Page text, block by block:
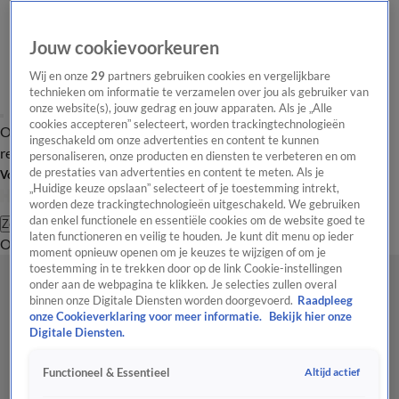
Overzicht Laatste nieuws Regionieuws Het beste van Hart
Tip de
redactie
Volg Hart van Nederland
Zoeken
OverzichtRegioUitzendingenWeerTip de redactiePanelVideo's
Jouw cookievoorkeuren
Wij en onze29 partners gebruiken cookies en vergelijkbare
technieken om informatie te verzamelen over jou als gebruiker van
onze website(s), jouw gedrag en jouw apparaten. Als je „Alle
cookies accepteren” selecteert, worden trackingtechnologieën
ingeschakeld om onze advertenties en content te kunnen
personaliseren, onze producten en diensten te verbeteren en om
de prestaties van advertenties en content te meten. Als je
„Huidige keuze opslaan” selecteert of je toestemming intrekt,
worden deze trackingtechnologieën uitgeschakeld. We gebruiken
dan enkel functionele en essentiële cookies om de website goed te
laten functioneren en veilig te houden. Je kunt dit menu op ieder
moment opnieuw openen om je keuzes te wijzigen of om je
toestemming in te trekken door op de link Cookie-instellingen
onder aan de webpagina te klikken. Je selecties zullen overal
binnen onze Digitale Diensten worden doorgevoerd. Raadpleeg
onze Cookieverklaring voor meer informatie.
Bekijk hier onze
Digitale Diensten.
Functioneel & Essentieel Altijd actief